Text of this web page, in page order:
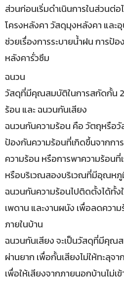
ส่วนก่อนเริ่มดำเนินการในส่วนต่อ
โครงหลังคา วัสดุมุงหลังคา แล
ช่วยเรื่องการระบายน้ำฝน การป้
หลังคารั่วซึม
ฉนวน
วัสดุที่มีคุณสมบัติในการสกัดกั้น
ร้อน และ ฉนวนกันเสียง
ฉนวนกันความร้อน คือ วัตถุหรือ
ป้องกันความร้อนที่เกิดขึ้นจากกา
ความร้อน หรือการพาความร้อน
หรือบริเวณสองบริเวณที่มีอุณหภู
ฉนวนกันความร้อนไปติดตั้งได้ทั้ง
เพดาน และงานผนัง เพื่อลดความ
ภายในบ้าน
ฉนวนกันเสียง จะเป็นวัสดุที่มีคุณ
ผ่านยาก เพื่อกั้นเสียงไม่ให้ทะลุจ
เพื่อให้เสียงจากภายนอกบ้านไม่เ